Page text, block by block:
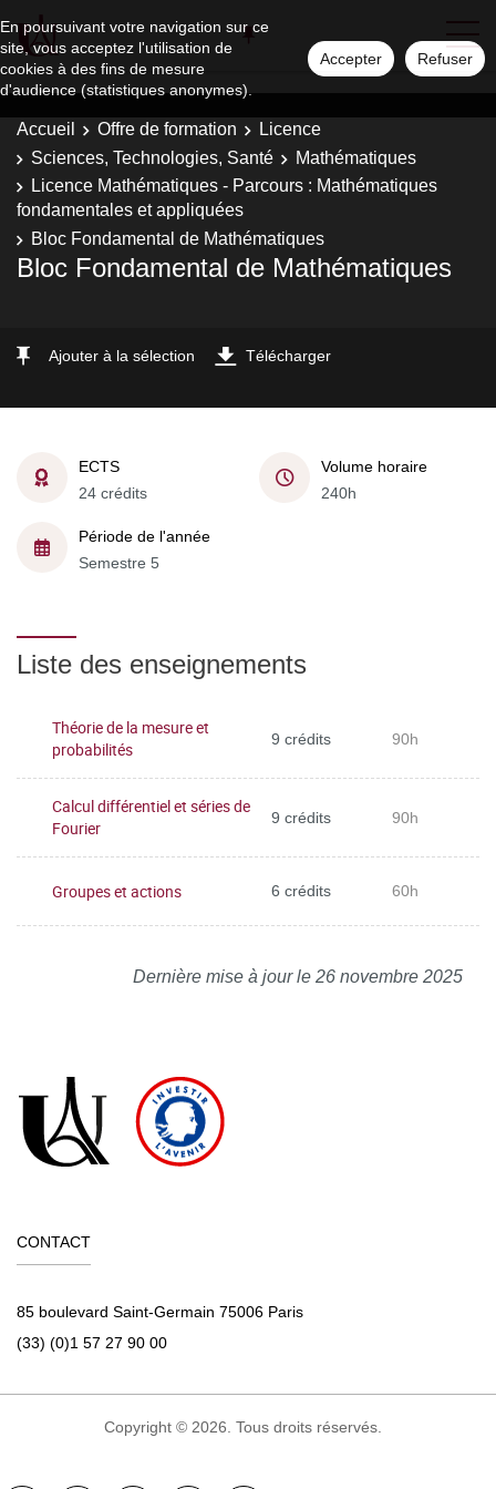
En poursuivant votre navigation sur ce
site, vous acceptez l'utilisation de
cookies à des fins de mesure
d'audience (statistiques anonymes).
Accepter Refuser
Accueil Offre de formation
Licence
Sciences, Technologies, Santé
Mathématiques
Licence Mathématiques - Parcours : Mathématiques
fondamentales et appliquées
Bloc Fondamental de Mathématiques
Bloc Fondamental de Mathématiques
Ajouter à la sélection Télécharger
ECTS
24 crédits
Volume horaire
240h
Période de l'année
Semestre 5
Liste des enseignements
Théorie de la mesure et
probabilités
9 crédits 90h
Calcul différentiel et séries de
Fourier
9 crédits 90h
Groupes et actions 6 crédits 60h
Dernière mise à jour le 26 novembre 2025
CONTACT
85 boulevard Saint-Germain 75006 Paris
(33) (0)1 57 27 90 00
Copyright © 2026. Tous droits réservés.